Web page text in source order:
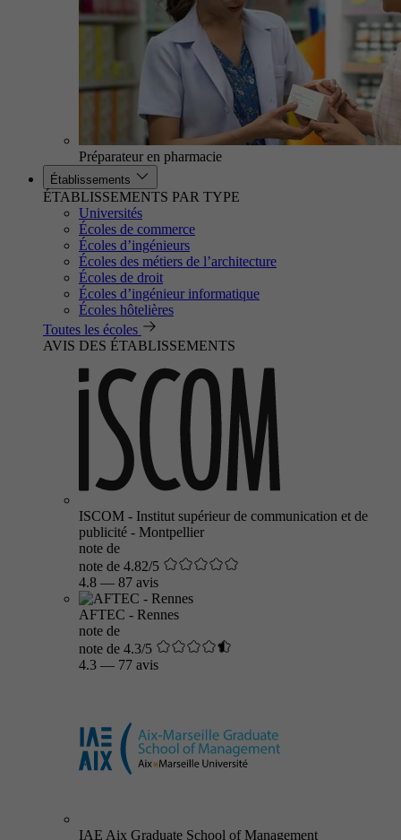
Préparateur en pharmacie
Établissements
ÉTABLISSEMENTS PAR TYPE
Universités
Écoles de commerce
Écoles d’ingénieurs
Écoles des métiers de l’architecture
Écoles de droit
Écoles d’ingénieur informatique
Écoles hôtelières
Toutes les écoles
AVIS DES ÉTABLISSEMENTS
ISCOM - Institut supérieur de communication et de
publicité - Montpellier
note de
note de 4.82/5
4.8 — 87 avis
AFTEC - Rennes
note de
note de 4.3/5
4.3 — 77 avis
IAE Aix Graduate School of Management